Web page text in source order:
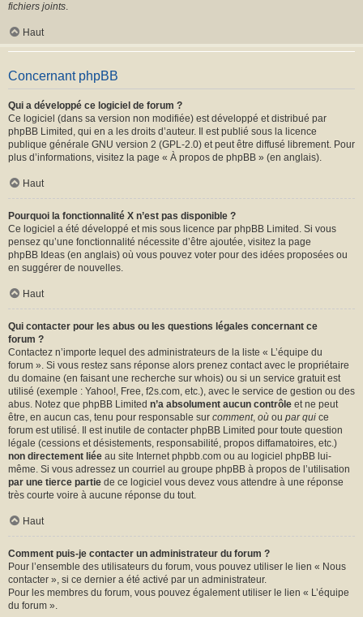
fichiers joints.
Haut
Concernant phpBB
Qui a développé ce logiciel de forum ?
Ce logiciel (dans sa version non modifiée) est développé et distribué par
phpBB Limited , qui en a les droits d’auteur. Il est publié sous la licence
publique générale GNU version 2 (GPL-2.0) et peut être diffusé librement. Pour
plus d’informations, visitez la page « À propos de phpBB » (en anglais).
Haut
Pourquoi la fonctionnalité X n’est pas disponible ?
Ce logiciel a été développé et mis sous licence par phpBB Limited. Si vous
pensez qu’une fonctionnalité nécessite d’être ajoutée, visitez la page
phpBB Ideas (en anglais) où vous pouvez voter pour des idées proposées ou
en suggérer de nouvelles.
Haut
Qui contacter pour les abus ou les questions légales concernant ce
forum ?
Contactez n’importe lequel des administrateurs de la liste « L’équipe du
forum ». Si vous restez sans réponse alors prenez contact avec le propriétaire
du domaine (en faisant une recherche sur whois) ou si un service gratuit est
utilisé (exemple : Yahoo!, Free, f2s.com, etc.), avec le service de gestion ou des
abus. Notez que phpBB Limited n’a absolument aucun contrôle et ne peut
être, en aucun cas, tenu pour responsable sur comment, où ou par qui ce
forum est utilisé. Il est inutile de contacter phpBB Limited pour toute question
légale (cessions et désistements, responsabilité, propos diffamatoires, etc.)
non directement liée au site Internet phpbb.com ou au logiciel phpBB lui-
même. Si vous adressez un courriel au groupe phpBB à propos de l’utilisation
par une tierce partie de ce logiciel vous devez vous attendre à une réponse
très courte voire à aucune réponse du tout.
Haut
Comment puis-je contacter un administrateur du forum ?
Pour l’ensemble des utilisateurs du forum, vous pouvez utiliser le lien « Nous
contacter », si ce dernier a été activé par un administrateur.
Pour les membres du forum, vous pouvez également utiliser le lien « L’équipe
du forum ».